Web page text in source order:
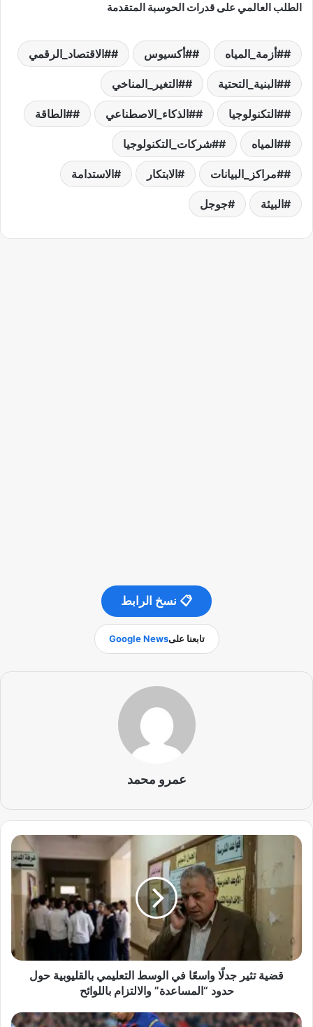
الطلب العالمي على قدرات الحوسبة المتقدمة
#أزمة_المياه #أكسيوس #الاقتصاد_الرقمي
#البنية_التحتية #التغير_المناخي
#التكنولوجيا #الذكاء_الاصطناعي #الطاقة
#المياه #شركات_التكنولوجيا
#مراكز_البيانات الابتكار الاستدامة
البيئة جوجل
📋 نسخ الرابط
تابعنا علىGoogle News
عمرو محمد
ق
ض
ج
و
قضية تثير جدلًا واسعًا في الوسط التعليمي بالقليوبية حول
حدود “المساعدة” والالتزام باللوائح
ر